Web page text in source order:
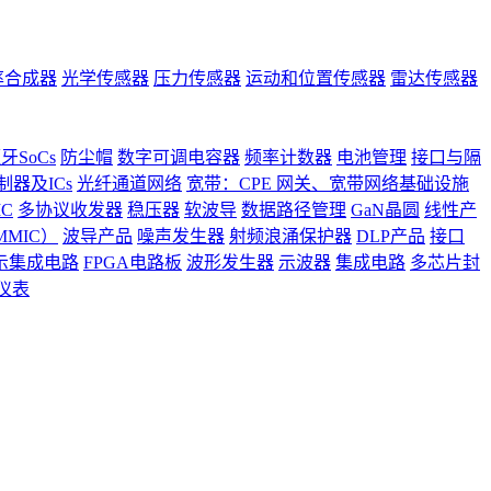
合成器 光学传感器 压力传感器 运动和位置传感器 雷达传感器
SoCs 防尘帽 数字可调电容器 频率计数器 电池管理 接口与隔
器及ICs 光纤通道网络 宽带：CPE 网关、宽带网络基础设施
多协议收发器 稳压器 软波导 数据路径管理 GaN晶圆 线性产
）
波导产品 噪声发生器 射频浪涌保护器 DLP产品 接口
集成电路 FPGA电路板 波形发生器 示波器 集成电路 多芯片封
表